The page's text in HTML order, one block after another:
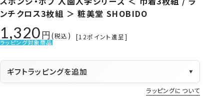
ンチクロス3枚組 ＞ 粧美堂 SHOBIDO
1,320 税込 [12ポイント進呈]
ラッピング対象商品
ギフトラッピングを追加 ▼
ラッピングについて